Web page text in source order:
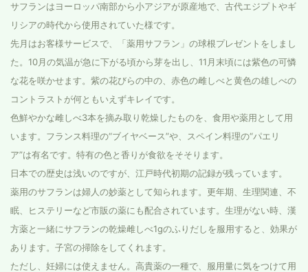
サフランはヨーロッパ南部から小アジアが原産地で、古代エジプトやギ
リシアの時代から使用されていた様です。
先月はお客様サービスで、「薬用サフラン」の球根プレゼントをしまし
た。10月の気温が急に下がる頃から芽を出し、11月末頃には紫色の可憐
な花を咲かせます。紫の花びらの中の、赤色の雌しべと黄色の雄しべの
コントラストが何ともいえずキレイです。
色鮮やかな雌しべ3本を摘み取り乾燥したものを、食用や薬用として用
います。フランス料理の“ブイヤベース”や、スペイン料理の“パエリ
ア”は有名です。特有の色と香りが食欲をそそります。
日本での歴史は浅いのですが、江戸時代初期の記録が残っています。
薬用のサフランは婦人の妙薬として知られます。更年期、生理関連、不
眠、ヒステリーなど市販の薬にも配合されています。生理がない時、漢
方薬と一緒にサフランの乾燥雌しべ1gのふりだしを服用すると、効果が
あります。子宮の掃除をしてくれます。
ただし、妊婦には使えません。高貴薬の一種で、服用量に気をつけて用